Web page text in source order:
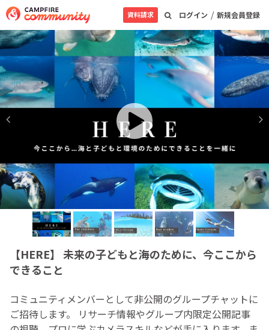
ログイン / 新規会員登録
資料請求
【HERE】 未来の子どもと海のために、今ここから
できること
コミュニティメンバーとして非公開のグループチャットに
ご招待します。 リサーチ情報やグループ内限定公開記事